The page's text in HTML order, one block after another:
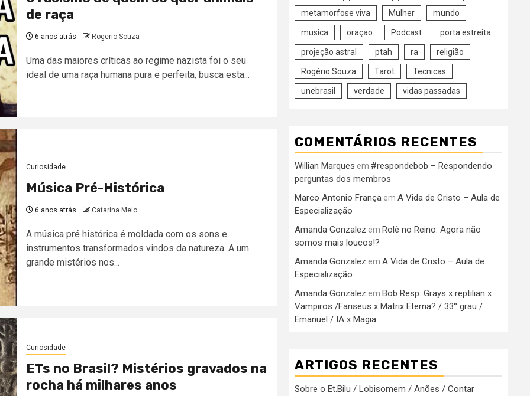
de raça
6 anos atrás Rogerio Souza
Uma das maiores críticas ao regime nazista foi o seu
ideal de uma raça humana pura e perfeita, busca esta...
Curiosidade
Música Pré-Histórica
6 anos atrás Catarina Melo
A música pré histórica é moldada com os sons e
instrumentos transformados vindos da natureza. A um
grande mistérios nos...
Curiosidade
ETs no Brasil? Mistérios gravados na
rocha há milhares anos
metamorfose viva Mulher mundo
musica oraçao Podcast porta estreita
projeção astral ptah ra religião
Rogério Souza Tarot Tecnicas
unebrasil verdade vidas passadas
COMENTÁRIOS RECENTES
Willian Marques em #respondebob – Respondendo
perguntas dos membros
Marco Antonio França em A Vida de Cristo – Aula de
Especialização
Amanda Gonzalez em Rolê no Reino: Agora não
somos mais loucos!?
Amanda Gonzalez em A Vida de Cristo – Aula de
Especialização
Amanda Gonzalez em Bob Resp: Grays x reptilian x
Vampiros /Fariseus x Matrix Eterna? / 33° grau /
Emanuel / IA x Magia
ARTIGOS RECENTES
Sobre o Et.Bilu / Lobisomem / Anões / Contar